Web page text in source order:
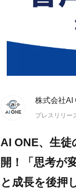
株式会社AI
プレスリリー
AI ONE、生
開！「思考が
と成長を後押